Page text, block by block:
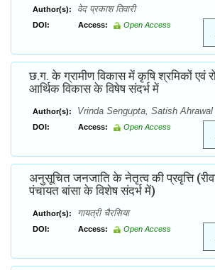
Author(s): वेद प्रकाश तिवारी
DOI: Access: Open Access
छ.ग. के ग्रामीण विकास में कृषि श्रमिकों एवं
आर्थिक विकास के विषेष संदर्भ में
Author(s): Vrinda Sengupta, Satish Ahrawal
DOI: Access: Open Access
अनुसूचित जनजाति के नेतृत्व की प्रवृत्ति
पंचायत बांसा के विशेष संदर्भ में)
Author(s): गायत्री चैरसिया
DOI: Access: Open Access